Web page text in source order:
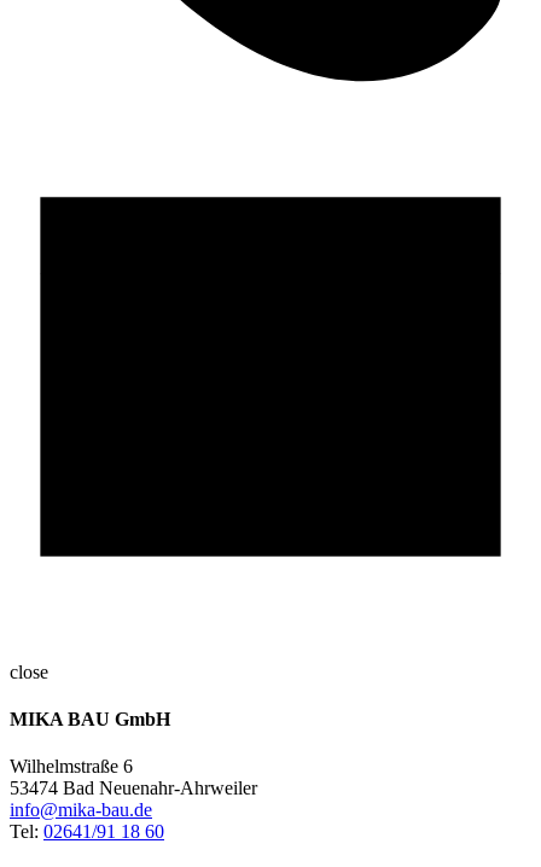
close
MIKA BAU GmbH
Wilhelmstraße 6
53474 Bad Neuenahr-Ahrweiler
info@mika-bau.de
Tel: 02641/91 18 60